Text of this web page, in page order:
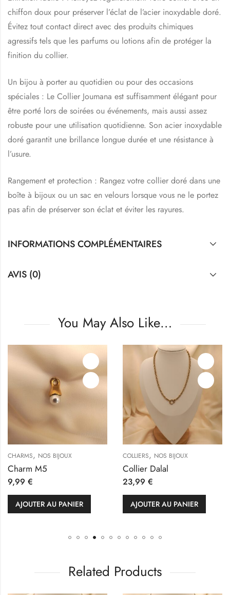
chiffon doux pour préserver l’éclat de l’acier inoxydable doré.
Évitez tout contact direct avec des produits chimiques
agressifs tels que les parfums ou lotions afin de protéger la
finition du collier.
Un bijou à porter au quotidien ou pour des occasions
spéciales : Le Collier Joumana est suffisamment élégant pour
être porté lors de soirées ou événements, mais aussi assez
robuste pour une utilisation quotidienne. Son acier inoxydable
doré garantit une brillance longue durée et une résistance à
l’usure.
Rangement et protection : Rangez votre collier doré dans une
boîte à bijoux ou un sac en velours lorsque vous ne le portez
pas afin de préserver son éclat et éviter les rayures.
INFORMATIONS COMPLÉMENTAIRES
AVIS (0)
You May Also Like…
CHARMS, NOS BIJOUX
Charm M5
9,99 €
AJOUTER AU PANIER
COLLIERS, NOS BIJOUX
Collier Dalal
23,99 €
AJOUTER AU PANIER
Related Products